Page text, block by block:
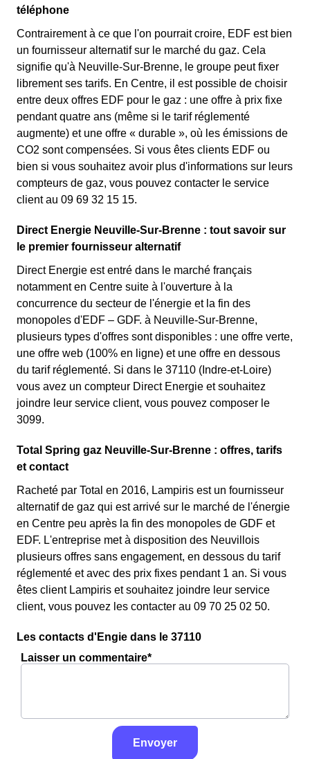
téléphone
Contrairement à ce que l'on pourrait croire, EDF est bien
un fournisseur alternatif sur le marché du gaz. Cela
signifie qu'à Neuville-Sur-Brenne, le groupe peut fixer
librement ses tarifs. En Centre, il est possible de choisir
entre deux offres EDF pour le gaz : une offre à prix fixe
pendant quatre ans (même si le tarif réglementé
augmente) et une offre « durable », où les émissions de
CO2 sont compensées. Si vous êtes clients EDF ou
bien si vous souhaitez avoir plus d'informations sur leurs
compteurs de gaz, vous pouvez contacter le service
client au 09 69 32 15 15.
Direct Energie Neuville-Sur-Brenne : tout savoir sur
le premier fournisseur alternatif
Direct Energie est entré dans le marché français
notamment en Centre suite à l'ouverture à la
concurrence du secteur de l'énergie et la fin des
monopoles d'EDF – GDF. à Neuville-Sur-Brenne,
plusieurs types d'offres sont disponibles : une offre verte,
une offre web (100% en ligne) et une offre en dessous
du tarif réglementé. Si dans le 37110 (Indre-et-Loire)
vous avez un compteur Direct Energie et souhaitez
joindre leur service client, vous pouvez composer le
3099.
Total Spring gaz Neuville-Sur-Brenne : offres, tarifs
et contact
Racheté par Total en 2016, Lampiris est un fournisseur
alternatif de gaz qui est arrivé sur le marché de l'énergie
en Centre peu après la fin des monopoles de GDF et
EDF. L'entreprise met à disposition des Neuvillois
plusieurs offres sans engagement, en dessous du tarif
réglementé et avec des prix fixes pendant 1 an. Si vous
êtes client Lampiris et souhaitez joindre leur service
client, vous pouvez les contacter au 09 70 25 02 50.
Les contacts d'Engie dans le 37110
Laisser un commentaire*
Envoyer